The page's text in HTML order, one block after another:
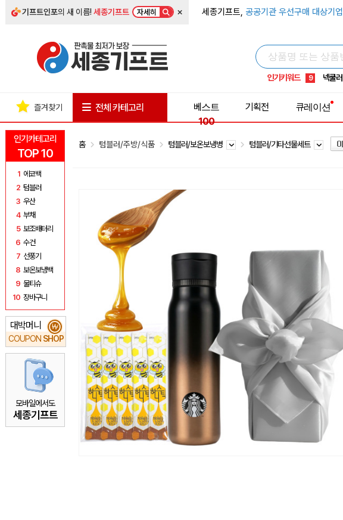
기프트인포의 새 이름!세종기프트 자세히 × 세종기프트, 공공기관 우선구매 대상기업
인기키워드
5 키캡
8 쿨토시
9 넥쿨러
1 선풍기
인기카테고리
TOP 10
1 에코백
2 텀블러
3 우산
4 부채
5 보조배터리
6 수건
7 선풍기
8 보온보냉백
9 물티슈
10 장바구니
대박머니
COUPON SHOP
₩
모바일에서도
세종기프트
즐겨찾기 전체 카테고리
베스트
100
기획전 큐레이션
홈 텀블러/주방/식품 텀블러/보온보냉병 텀블러/기타선물세트